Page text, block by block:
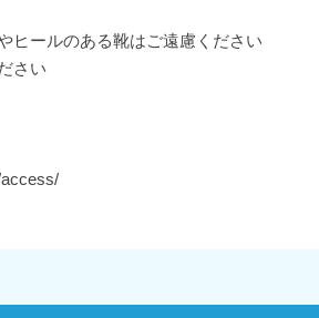
ヒールのある靴はご遠慮ください
さい